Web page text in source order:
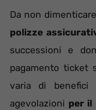
Da non
polizze
successioni e
pagamento ticket
varia di
agevolazioni per il